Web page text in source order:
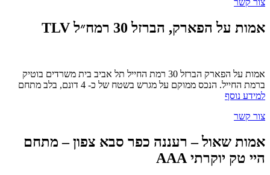
צור קשר
אמות על הפארק, הברזל 30 רמח״ל TLV
אמות על הפארק הברזל 30 רמת החייל תל אביב בית משרדים בוטיק
ברמת החייל. הנכס ממוקם על מגרש בשטח של כ- 4 דונם, בלב מתחם
למידע נוסף
צור קשר
אמות שאול – רעננה כפר סבא צפון – מתחם
היי טק יוקרתי AAA